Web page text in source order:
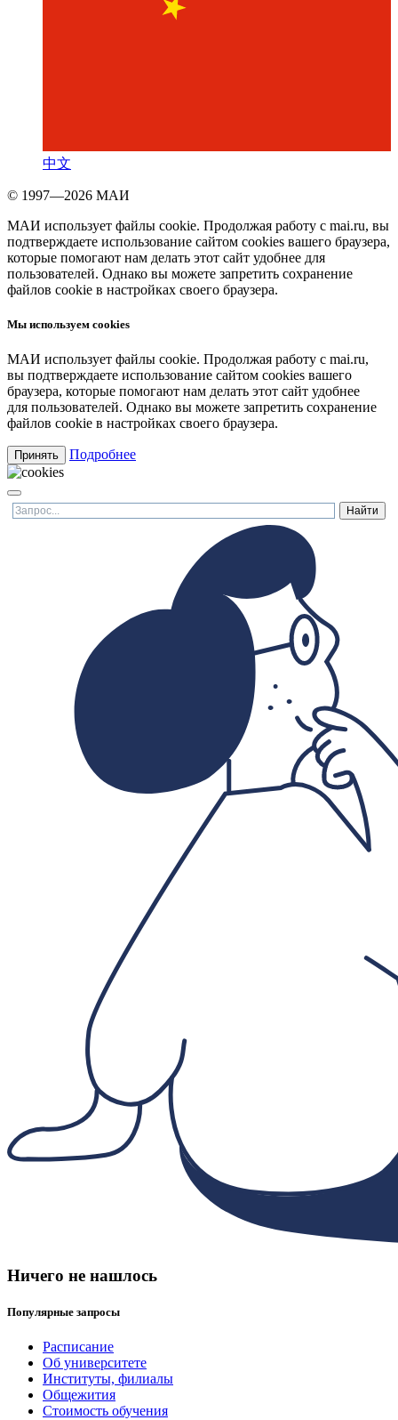
中文
© 1997—2026 МАИ
МАИ использует файлы cookie. Продолжая работу с mai.ru, вы
подтверждаете использование сайтом cookies вашего браузера,
которые помогают нам делать этот сайт удобнее для
пользователей. Однако вы можете запретить сохранение
файлов cookie в настройках своего браузера.
Мы используем cookies
МАИ использует файлы cookie. Продолжая работу с mai.ru,
вы подтверждаете использование сайтом cookies вашего
браузера, которые помогают нам делать этот сайт удобнее
для пользователей. Однако вы можете запретить сохранение
файлов cookie в настройках своего браузера.
Принять Подробнее
Ничего не нашлось
Популярные запросы
Расписание
Об университете
Институты, филиалы
Общежития
Стоимость обучения